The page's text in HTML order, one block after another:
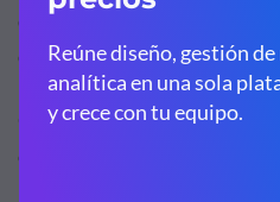
determinar cuál es su
este diseño y qué pretendes
Otro punto importante es